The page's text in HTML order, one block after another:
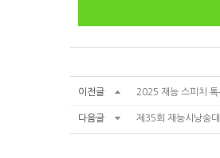
이전글 2025 재능 스피치 톡
다음글 제35회 재능시낭송